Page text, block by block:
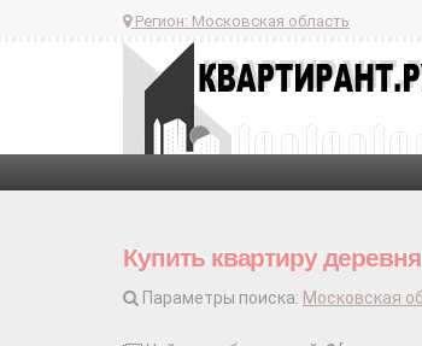
Регион: Московская область
Купить квартиру
Параметры поиска: Московская